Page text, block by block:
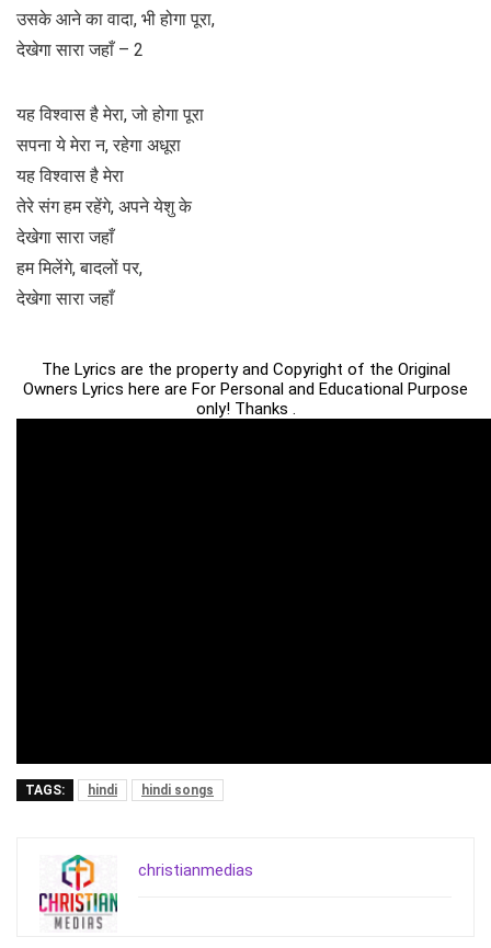
उसके आने का वादा, भी होगा पूरा,
देखेगा सारा जहाँ – 2
यह विश्वास है मेरा, जो होगा पूरा
सपना ये मेरा न, रहेगा अधूरा
यह विश्वास है मेरा
तेरे संग हम रहेंगे, अपने येशु के
देखेगा सारा जहाँ
हम मिलेंगे, बादलों पर,
देखेगा सारा जहाँ
The Lyrics are the property and Copyright of the Original
Owners Lyrics here are For Personal and Educational Purpose
only! Thanks .
TAGS: hindi hindi songs
christianmedias